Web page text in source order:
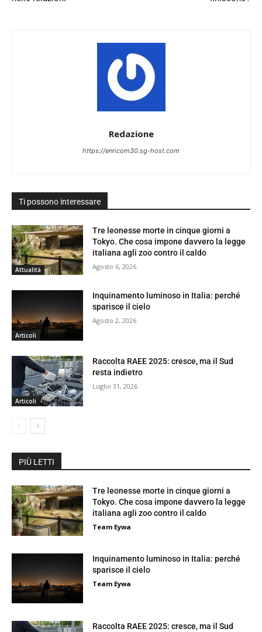
Redazione
https://enricom30.sg-host.com
Ti possono interessare
Attualità
Tre leonesse morte in cinque giorni a
Tokyo. Che cosa impone davvero la legge
italiana agli zoo contro il caldo
Agosto 6, 2026
Articoli
Inquinamento luminoso in Italia: perché
sparisce il cielo
Agosto 2, 2026
Articoli
Raccolta RAEE 2025: cresce, ma il Sud
resta indietro
Luglio 31, 2026
PIÙ LETTI
Tre leonesse morte in cinque giorni a
Tokyo. Che cosa impone davvero la legge
italiana agli zoo contro il caldo
Team Eywa
Inquinamento luminoso in Italia: perché
sparisce il cielo
Team Eywa
Raccolta RAEE 2025: cresce, ma il Sud